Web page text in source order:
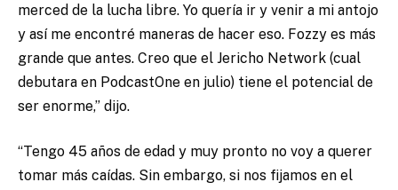
merced de la lucha libre. Yo quería ir y venir a mi antojo
y así me encontré maneras de hacer eso. Fozzy es más
grande que antes. Creo que el Jericho Network (cual
debutara en PodcastOne en julio) tiene el potencial de
ser enorme,” dijo.
“Tengo 45 años de edad y muy pronto no voy a querer
tomar más caídas. Sin embargo, si nos fijamos en el